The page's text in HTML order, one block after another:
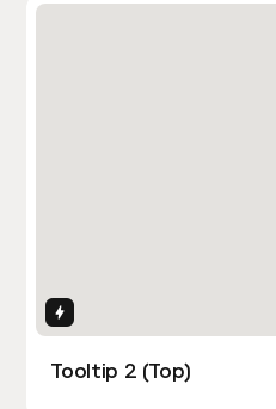
Tooltip 2 (Top)